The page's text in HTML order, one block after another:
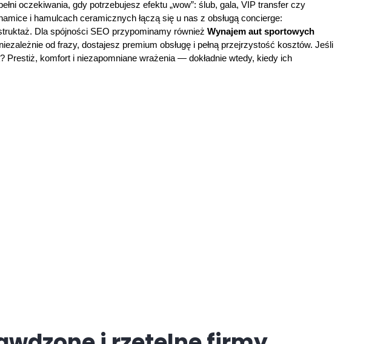
oczekiwania, gdy potrzebujesz efektu „wow”: ślub, gala, VIP transfer czy
i hamulcach ceramicznych łączą się u nas z obsługą concierge:
Dla spójności SEO przypominamy również Wynajem aut sportowych
od frazy, dostajesz premium obsługę i pełną przejrzystość kosztów. Jeśli
komfort i niezapomniane wrażenia — dokładnie wtedy, kiedy ich